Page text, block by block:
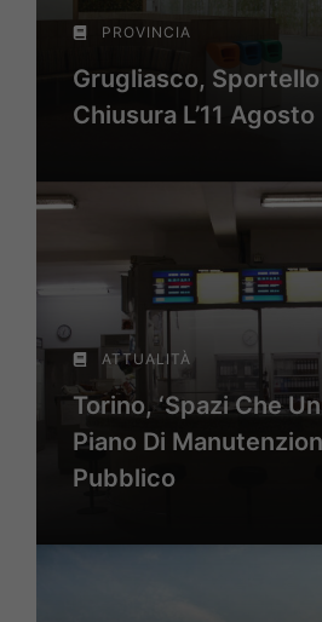
PROVINCIA
Grugliasco,
Chiusura L’11 Agosto
ATTUALITÀ
Torino, ‘Spazi Che
Piano Di
Pubblico